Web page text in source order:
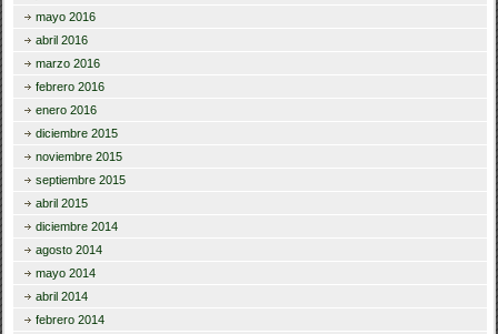
mayo 2016
abril 2016
marzo 2016
febrero 2016
enero 2016
diciembre 2015
noviembre 2015
septiembre 2015
abril 2015
diciembre 2014
agosto 2014
mayo 2014
abril 2014
febrero 2014